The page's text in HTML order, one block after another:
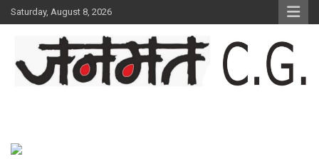
Skip
to
Saturday, August 8, 2026